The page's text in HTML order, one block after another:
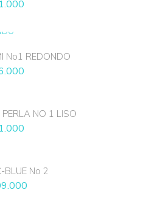
No1 REDONDO
NO 1 LISO
BLUE No 2